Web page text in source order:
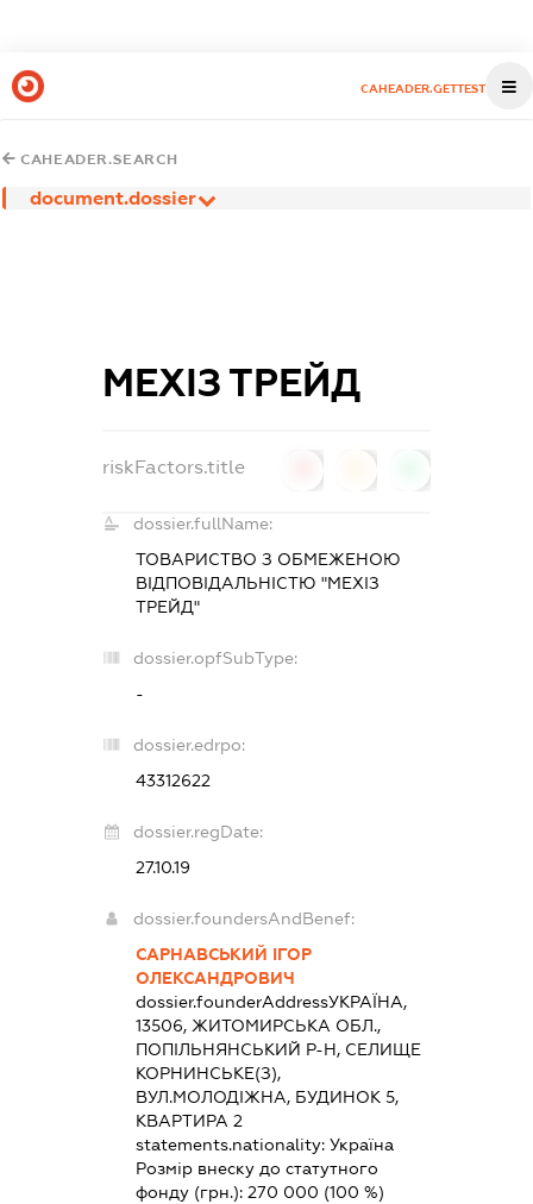
CAHEADER.GETTEST
CAHEADER.SEARCH
document.dossier
МЕХІЗ ТРЕЙД
riskFactors.title
dossier.fullName:
ТОВАРИСТВО З ОБМЕЖЕНОЮ
ВІДПОВІДАЛЬНІСТЮ "МЕХІЗ
ТРЕЙД"
dossier.opfSubType:
-
dossier.edrpo:
43312622
dossier.regDate:
27.10.19
dossier.foundersAndBenef:
САРНАВСЬКИЙ ІГОР
ОЛЕКСАНДРОВИЧ
dossier.founderAddressУКРАЇНА,
13506, ЖИТОМИРСЬКА ОБЛ.,
ПОПІЛЬНЯНСЬКИЙ Р-Н, СЕЛИЩЕ
КОРНИНСЬКЕ(З),
ВУЛ.МОЛОДІЖНА, БУДИНОК 5,
КВАРТИРА 2
statements.nationality:Україна
Розмір внеску до статутного
фонду (грн.):270 000 (100 %)